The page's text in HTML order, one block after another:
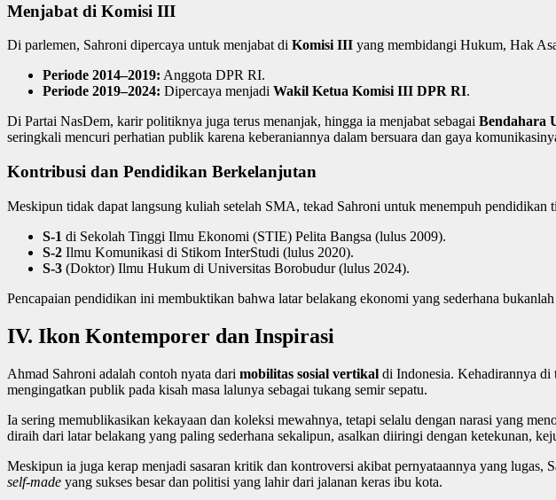
Menjabat di Komisi III
Di parlemen, Sahroni dipercaya untuk menjabat di Komisi III yang membidangi Hukum, Hak
Periode 2014–2019: Anggota DPR RI.
Periode 2019–2024: Dipercaya menjadi Wakil Ketua Komisi III DPR RI.
Di Partai NasDem, karir politiknya juga terus menanjak, hingga ia menjabat sebagai Bendahara
seringkali mencuri perhatian publik karena keberaniannya dalam bersuara dan gaya
Kontribusi dan Pendidikan Berkelanjutan
Meskipun tidak dapat langsung kuliah setelah SMA, tekad Sahroni untuk menempuh
S-1 di Sekolah Tinggi Ilmu Ekonomi (STIE) Pelita Bangsa (lulus 2009).
S-2 Ilmu Komunikasi di Stikom InterStudi (lulus 2020).
S-3 (Doktor) Ilmu Hukum di Universitas Borobudur (lulus 2024).
Pencapaian pendidikan ini membuktikan bahwa latar belakang ekonomi yang sederhana
IV. Ikon Kontemporer dan Inspirasi
Ahmad Sahroni adalah contoh nyata dari mobilitas sosial vertikal di Indonesia. Kehadirannya di
mengingatkan publik pada kisah masa lalunya sebagai tukang semir sepatu.
Ia sering memublikasikan kekayaan dan koleksi mewahnya, tetapi selalu dengan narasi yang
diraih dari latar belakang yang paling sederhana sekalipun, asalkan diiringi dengan ketekunan,
Meskipun ia juga kerap menjadi sasaran kritik dan kontroversi akibat pernyataannya yang lugas,
self-made yang sukses besar dan politisi yang lahir dari jalanan keras ibu kota.